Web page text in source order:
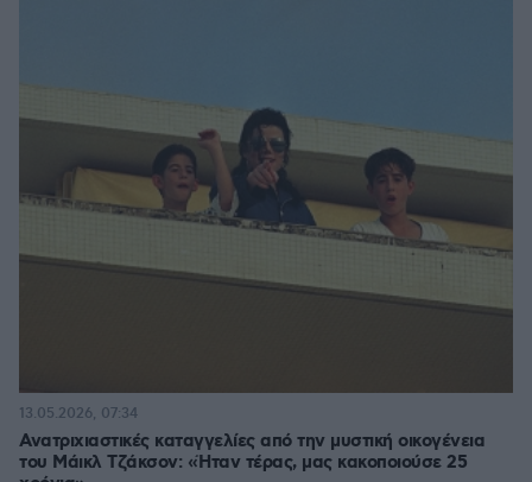
Ανατριχιαστικές καταγγελίες από την μυστική οικογένεια
του Μάικλ Τζάκσον: «Ήταν τέρας, μας κακοποιούσε 25
13.05.2026, 07:34